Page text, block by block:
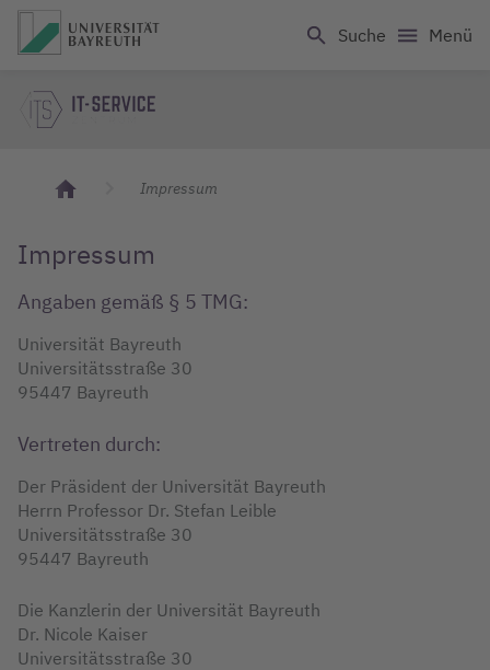
Suche
Menü
IT Servicezentrum
Impressum
Impressum
Angaben gemäß § 5 TMG:
Universität Bayreuth
Universitätsstraße 30
95447 Bayreuth
Vertreten durch:
Der Präsident der Universität Bayreuth
Herrn Professor Dr. Stefan Leible
Universitätsstraße 30
95447 Bayreuth
Die Kanzlerin der Universität Bayreuth
Dr. Nicole Kaiser
Universitätsstraße 30